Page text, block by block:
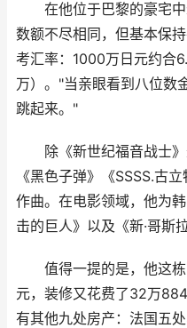
在他位于巴黎的豪宅中
数额不尽相同，但基本保
考汇率：1000万日元约合
万）。"当亲眼看到八位数
跳起来。"
除《新世纪福音战士》
《黑色子弹》《SSSS.古
作曲。在电影领域，他为
击的巨人》以及《新·哥斯
值得一提的是，他这栋
元，装修又花费了32万
有其他九处房产：法国五